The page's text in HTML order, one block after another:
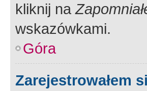
kliknij na
wskazówkami.
Góra
Zarejestrowałem